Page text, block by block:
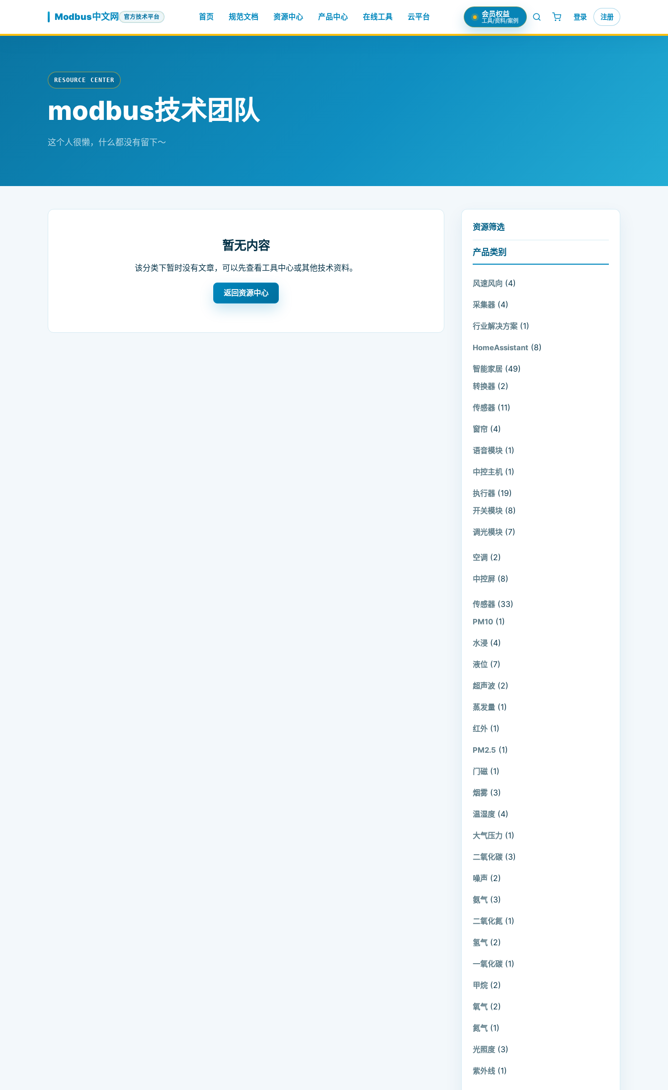
Modbus中文网 官方技术平台 首页 规范文档 资源中心 产品中心 在线工具 云平台 会员权益
工具/资料/案例 登录 注册
RESOURCE CENTER
modbus技术团队
这个人很懒，什么都没有留下～
暂无内容
该分类下暂时没有文章，可以先查看工具中心或其他技术资料。
返回资源中心
资源筛选
产品类别
风速风向 (4)
采集器 (4)
行业解决方案 (1)
HomeAssistant (8)
智能家居 (49)
转换器 (2)
传感器 (11)
窗帘 (4)
语音模块 (1)
中控主机 (1)
执行器 (19)
开关模块 (8)
调光模块 (7)
空调 (2)
中控屏 (8)
传感器 (33)
PM10 (1)
水浸 (4)
液位 (7)
超声波 (2)
蒸发量 (1)
红外 (1)
PM2.5 (1)
门磁 (1)
烟雾 (3)
温湿度 (4)
大气压力 (1)
二氧化碳 (3)
噪声 (2)
氨气 (3)
二氧化氮 (1)
氢气 (2)
一氧化碳 (1)
甲烷 (2)
氧气 (2)
氮气 (1)
光照度 (3)
紫外线 (1)